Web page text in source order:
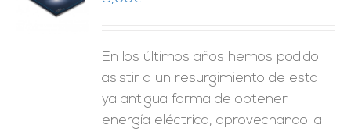
En los últimos años hemos podido
asistir a un resurgimiento de esta
ya antigua forma de obtener
energía eléctrica, aprovechando la